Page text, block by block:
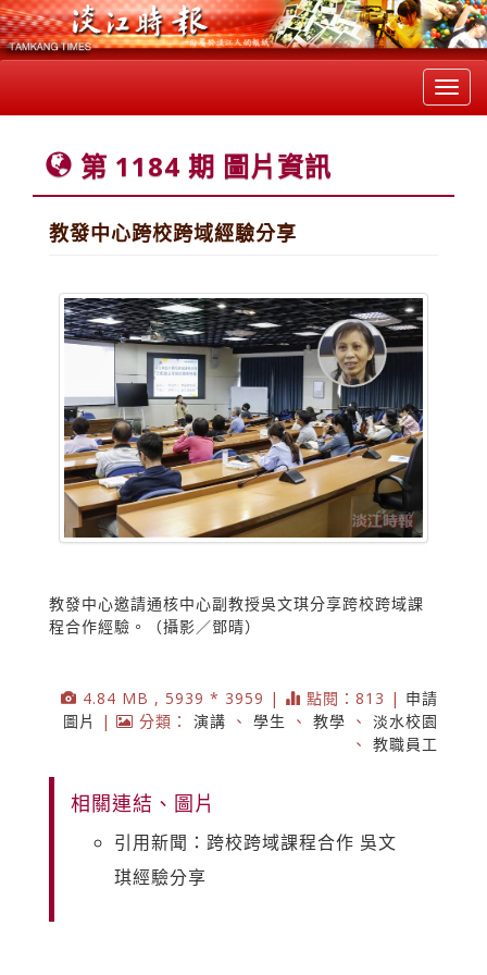
第 1184 期 圖片資訊
教發中心跨校跨域經驗分享
教發中心邀請通核中心副教授吳文琪分享跨校跨域課
程合作經驗。（攝影／鄧晴）
4.84 MB , 5939 * 3959 | 點閱：813 | 申請
圖片
| 分類： 演講 、 學生 、 教學 、 淡水校園
、 教職員工
相關連結、圖片
引用新聞：跨校跨域課程合作 吳文
琪經驗分享